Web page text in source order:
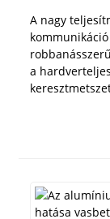
A nagy
a